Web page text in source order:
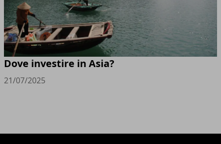
Dove investire in Asia?
21/07/2025